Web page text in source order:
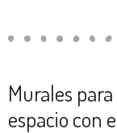
Murales
espacio con